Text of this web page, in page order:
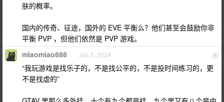
肤的概率。
国内的传奇、征途，国外的 EVE 平衡么？他们甚至会鼓励你非
平衡 PVP ，但他们依然是 PVP 游戏。
8
miaomiao888 Jan 5, 2024
“我玩游戏是找乐子的，不是找公平的，不是投时间练习的，更
不是找虐的”